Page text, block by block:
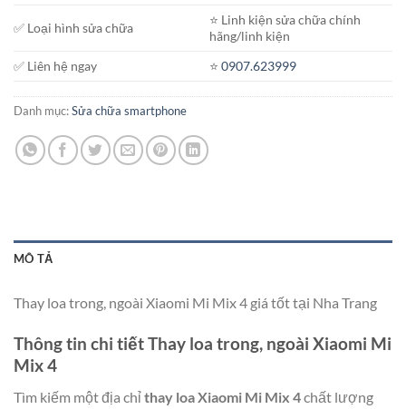
✅ Loại hình sửa chữa
⭐️ Linh kiện sửa chữa chính
hãng/linh kiện
✅ Liên hệ ngay
⭐️0907.623999
Danh mục:Sửa chữa smartphone
MÔ TẢ
Thay loa trong, ngoài Xiaomi Mi Mix 4 giá tốt tại Nha Trang
Thông tin chi tiết Thay loa trong, ngoài Xiaomi Mi
Mix 4
Tìm kiếm một địa chỉthay loa Xiaomi Mi Mix 4chất lượng